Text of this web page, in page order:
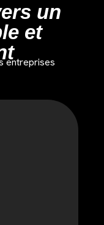
un
et
entreprises